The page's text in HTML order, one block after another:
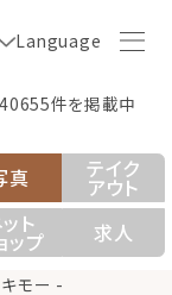
Language
件を掲載中
モー -
真 テイク
アウト
ト
ップ 求人